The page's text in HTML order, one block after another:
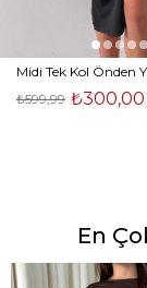
₺300,00
₺599,99
En